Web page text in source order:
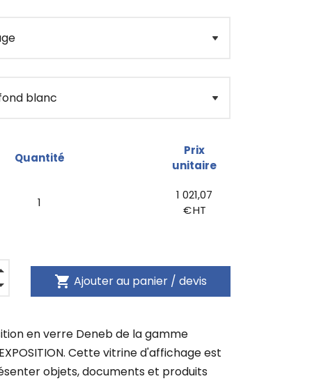
Quantité
Prix
unitaire
1
1 021,07
€ HT
shopping_cart Ajouter au panier / devis
en verre Deneb de la gamme
EXPOSITION. Cette vitrine d'affichage est
objets, documents et produits